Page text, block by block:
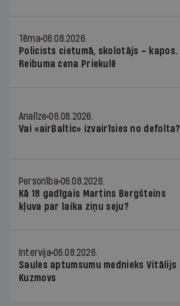
Tēma 06.08.2026.
Policists cietumā, skolotājs – kapos.
Reibuma cena Priekulē
Analīze 06.08.2026.
Vai «airBaltic» izvairīsies no defolta?
Personība 06.08.2026.
Kā 18 gadīgais Martins Bergšteins
kļuva par laika ziņu seju?
Intervija 06.08.2026.
Saules aptumsumu mednieks Vitālijs
Kuzmovs